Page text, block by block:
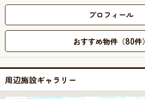
プロフィール
おすすめ物件（80件）
周辺施設ギャラリー